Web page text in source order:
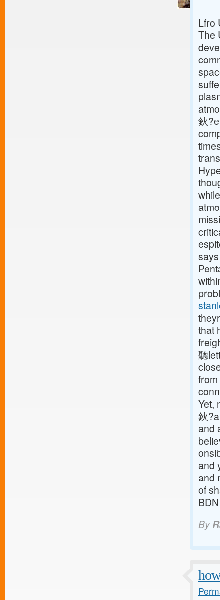
Lfro
The
鈥
that
聽
Yet,
鈥
and
and
and
of
BDN
By